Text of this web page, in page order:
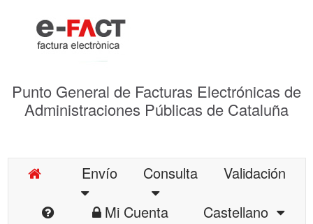
Punto General de Facturas Electrónicas de
Administraciones Públicas de Cataluña
Envío Consulta
Validación
Mi Cuenta
Castellano